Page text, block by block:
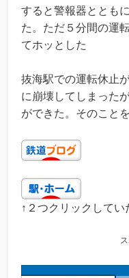
すると警報器ととも
た。ただ５分間の運
てホッとした
抜海駅での運転休止
に崩壊してしまった
ができた。そのこと
↑２つクリックして